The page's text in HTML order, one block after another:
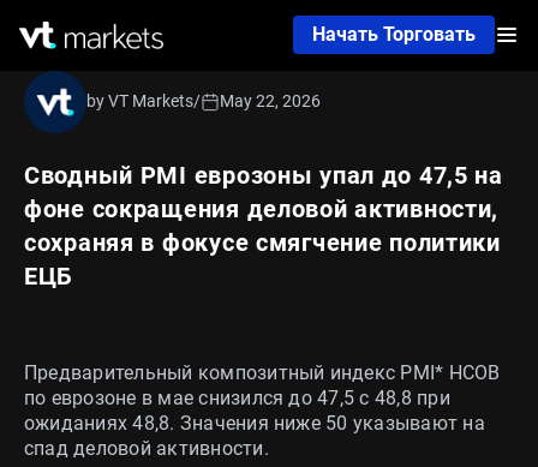
Начать Торговать
Сводный PMI еврозоны упал до 47,5 на
фоне сокращения деловой активности,
сохраняя в фокусе смягчение политики
ЕЦБ
by VT Markets/ May 22, 2026
Предварительный композитный индекс PMI* HCOB
по еврозоне в мае снизился до 47,5 с 48,8 при
ожиданиях 48,8. Значения ниже 50 указывают на
спад деловой активности.